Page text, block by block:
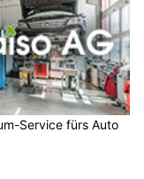
Service fürs Auto